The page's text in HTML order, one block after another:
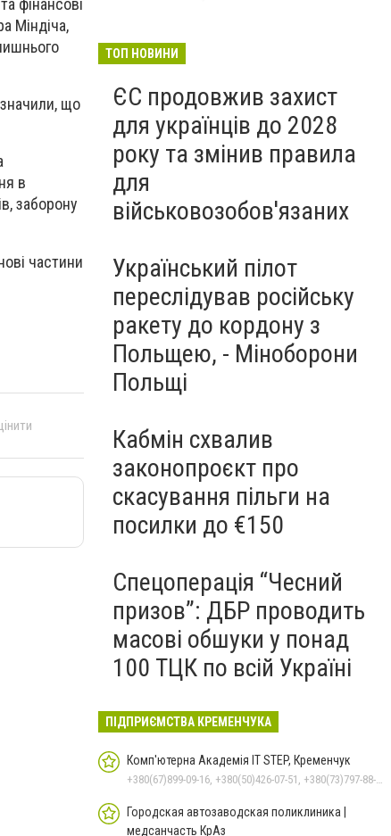
фінансові
Міндіча,
що
в
заборону
частини
ТОП НОВИНИ
ЄС продовжив захист
для українців до 2028
року та змінив правила
для
військовозобов'язаних
Український пілот
переслідував російську
ракету до кордону з
Польщею, - Міноборони
Польщі
Кабмін схвалив
законопроєкт про
скасування пільги на
посилки до €150
Спецоперація “Чесний
призов”: ДБР проводить
масові обшуки у понад
100 ТЦК по всій Україні
ПІДПРИЄМСТВА КРЕМЕНЧУКА
Комп'ютерна Академія IT STEP, Кременчук
+380(67)899-09-16, +380(50)426-07-51, +380(73)797-88-17
Городская автозаводская поликлиника |
медсанчасть КрАз